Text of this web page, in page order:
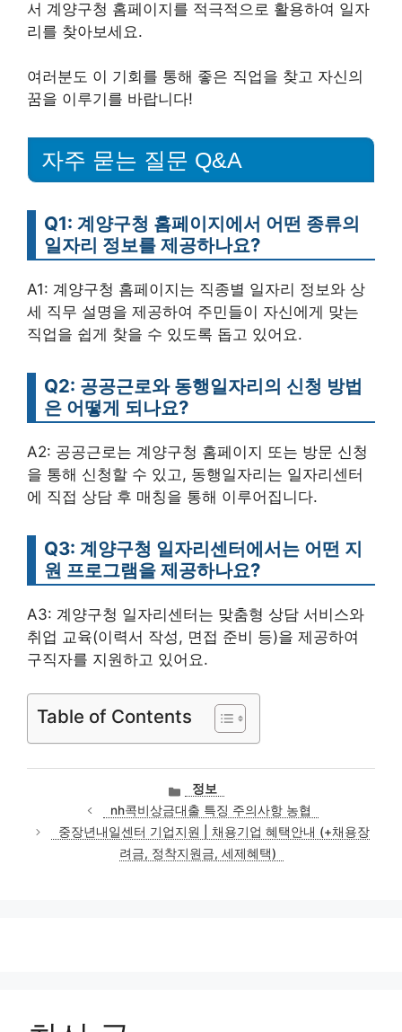
서 계양구청 홈페이지를 적극적으로 활용하여 일자
리를 찾아보세요.
여러분도 이 기회를 통해 좋은 직업을 찾고 자신의
꿈을 이루기를 바랍니다!
자주 묻는 질문 Q&A
Q1: 계양구청 홈페이지에서 어떤 종류의
일자리 정보를 제공하나요?
A1: 계양구청 홈페이지는 직종별 일자리 정보와 상
세 직무 설명을 제공하여 주민들이 자신에게 맞는
직업을 쉽게 찾을 수 있도록 돕고 있어요.
Q2: 공공근로와 동행일자리의 신청 방법
은 어떻게 되나요?
A2: 공공근로는 계양구청 홈페이지 또는 방문 신청
을 통해 신청할 수 있고, 동행일자리는 일자리센터
에 직접 상담 후 매칭을 통해 이루어집니다.
Q3: 계양구청 일자리센터에서는 어떤 지
원 프로그램을 제공하나요?
A3: 계양구청 일자리센터는 맞춤형 상담 서비스와
취업 교육(이력서 작성, 면접 준비 등)을 제공하여
구직자를 지원하고 있어요.
Table of Contents
카
테
고
리
정보
nh콕비상금대출 특징 주의사항 농협
중장년내일센터 기업지원 | 채용기업 혜택안내 (+채용장
려금, 정착지원금, 세제혜택)